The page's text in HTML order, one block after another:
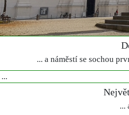
... a náměstí se sochou
...